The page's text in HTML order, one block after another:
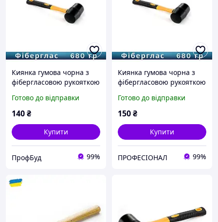
Киянка гумова чорна з
фібергласовою рукояткою
Готово до відправки
140₴
Купити
ПрофБуд 99%
Киянка гумова чорна з
фібергласовою рукояткою
Готово до відправки
150₴
Купити
ПРОФЕСІОНАЛ 99%